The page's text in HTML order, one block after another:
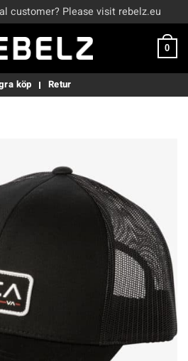
customer? Please visit rebelz.eu
0
köp Retur